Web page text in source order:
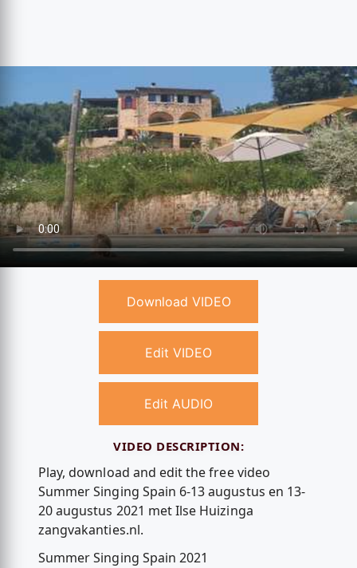
Download VIDEO
Edit VIDEO
Edit AUDIO
VIDEO DESCRIPTION:
Play, download and edit the free video
Summer Singing Spain 6-13 augustus en 13-
20 augustus 2021 met Ilse Huizinga
zangvakanties.nl.
Summer Singing Spain 2021